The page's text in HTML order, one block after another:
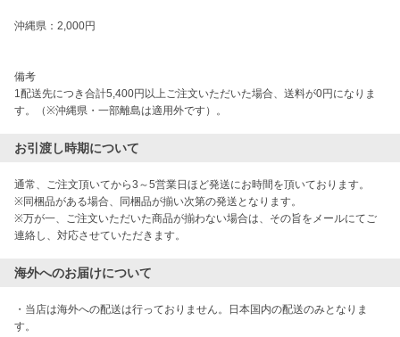
沖縄県：2,000円
備考
1配送先につき合計5,400円以上ご注文いただいた場合、送料が0円になりま
す。（※沖縄県・一部離島は適用外です）。
お引渡し時期について
通常、ご注文頂いてから3～5営業日ほど発送にお時間を頂いております。
※同梱品がある場合、同梱品が揃い次第の発送となります。
※万が一、ご注文いただいた商品が揃わない場合は、その旨をメールにてご
連絡し、対応させていただきます。
海外へのお届けについて
・当店は海外への配送は行っておりません。日本国内の配送のみとなりま
す。